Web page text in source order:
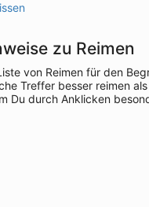
zu Reimen
von Reimen für den
Treffer besser reimen
Du durch Anklicken